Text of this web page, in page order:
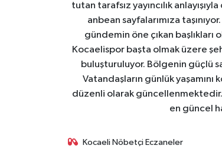
tutan tarafsız yayıncılık
anbean sayfalarımıza
gündemin öne çıkan başlıkları
Kocaelispor başta olmak üzere
buluşturuluyor. Bölgenin güçlü
Vatandaşların günlük
düzenli olarak güncellenmektedir.
en güncel
Kocaeli Nöbetçi Eczaneler